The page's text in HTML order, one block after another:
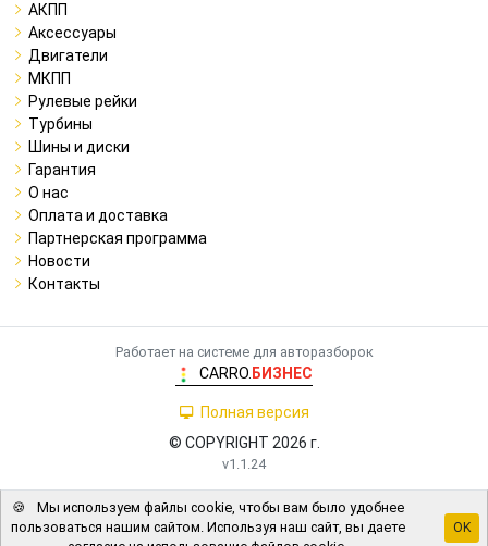
АКПП
Аксессуары
Двигатели
МКПП
Рулевые рейки
Турбины
Шины и диски
Гарантия
О нас
Оплата и доставка
Партнерская программа
Новости
Контакты
Работает на системе для авторазборок
CARRO. БИЗНЕС
Полная версия
© COPYRIGHT 2026 г.
v1.1.24
🍪
Мы используем файлы cookie, чтобы вам было удобнее
пользоваться нашим сайтом. Используя наш сайт, вы даете
OK